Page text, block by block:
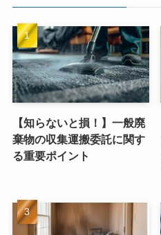
【知らないと損！】一般廃
棄物の収集運搬委託に関す
る重要ポイント